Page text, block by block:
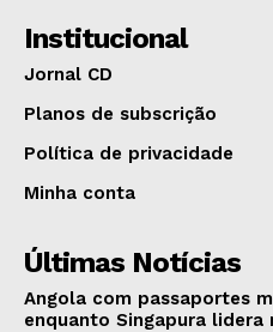
Institucional
Jornal CD
Planos de subscrição
Política de privacidade
Minha conta
Últimas Notícias
Angola com passaportes
enquanto Singapura lidera